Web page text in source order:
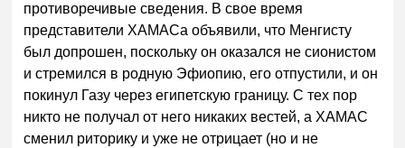
противоречивые сведения. В свое время
представители ХАМАСа объявили, что Менгисту
был допрошен, поскольку он оказался не сионистом
и стремился в родную Эфиопию, его отпустили, и он
покинул Газу через египетскую границу. С тех пор
никто не получал от него никаких вестей, а ХАМАС
сменил риторику и уже не отрицает (но и не